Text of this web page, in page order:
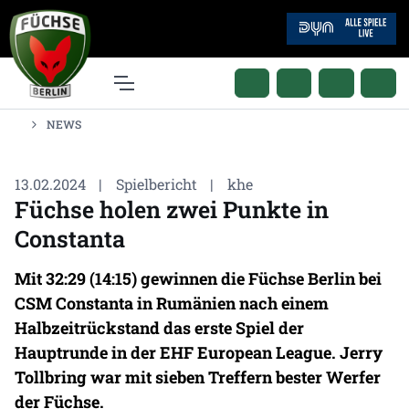
NEWS
13.02.2024 | Spielbericht | khe
Füchse holen zwei Punkte in
Constanta
Mit 32:29 (14:15) gewinnen die Füchse Berlin bei
CSM Constanta in Rumänien nach einem
Halbzeitrückstand das erste Spiel der
Hauptrunde in der EHF European League. Jerry
Tollbring war mit sieben Treffern bester Werfer
der Füchse.